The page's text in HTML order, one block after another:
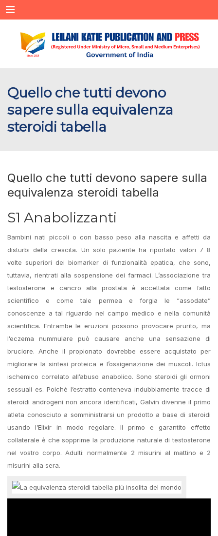
Menu
Quello che tutti devono
sapere sulla equivalenza
steroidi tabella
Quello che tutti devono sapere sulla
equivalenza steroidi tabella
S1 Anabolizzanti
Bambini nati piccoli o con basso peso alla nascita e affetti da
disturbi della crescita. Un solo paziente ha riportato valori 7 8
volte superiori dei biomarker di funzionalità epatica, che sono,
tuttavia, rientrati alla sospensione dei farmaci. L’associazione tra
testosterone e cancro alla prostata è accettata come fatto
scientifico e come tale permea e forgia le “assodate”
conoscenze a tal riguardo nel campo medico e nella comunità
scientifica. Entrambe le eruzioni possono provocare prurito, ma
l’eczema nummulare può causare anche una sensazione di
bruciore. Anche il propionato dovrebbe essere acquistato per
migliorare la sintesi proteica e l’ossigenazione dei muscoli. Ictus
ischemico correlato all’abuso anabolico. Sono steroidi gli ormoni
sessuali es. Poiché l’estratto conteneva indubbiamente tracce di
steroidi androgeni non ancora identificati, Galvin divenne il primo
atleta conosciuto a somministrarsi un prodotto a base di steroidi
usando l’Elixir in modo regolare. Il primo e garantito effetto
collaterale è che sopprime la produzione naturale di testosterone
nel vostro corpo. Adulti: normalmente 2 misurini al mattino e 2
misurini alla sera.